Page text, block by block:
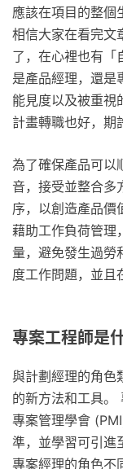
應該在項目的整個
相信大家在看完文
了，在心裡也有「
是產品經理，還是
能見度以及被重視
計畫轉職也好，期
為了確保產品可以
音，接受並整合多
序，以創造產品價
藉助工作負荷管理
量，避免發生過勞
度工作問題，並且
專案工程師是
與計劃經理的角色
的新方法和工具
專案管理學會
準，並學習可引進
專案經理的角色不